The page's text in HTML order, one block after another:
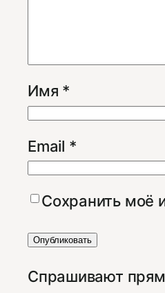
Имя *
Email *
Сохранить моё
Спрашивают